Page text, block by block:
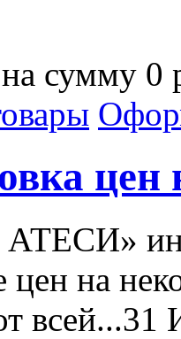
сумму 0
цен
цен на
всей...31